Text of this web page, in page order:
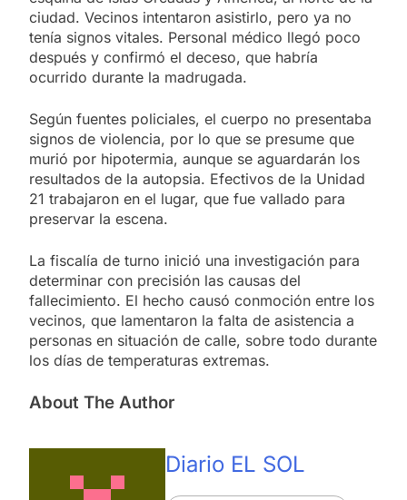
ciudad. Vecinos intentaron asistirlo, pero ya no
tenía signos vitales. Personal médico llegó poco
después y confirmó el deceso, que habría
ocurrido durante la madrugada.
Según fuentes policiales, el cuerpo no presentaba
signos de violencia, por lo que se presume que
murió por hipotermia, aunque se aguardarán los
resultados de la autopsia. Efectivos de la Unidad
21 trabajaron en el lugar, que fue vallado para
preservar la escena.
La fiscalía de turno inició una investigación para
determinar con precisión las causas del
fallecimiento. El hecho causó conmoción entre los
vecinos, que lamentaron la falta de asistencia a
personas en situación de calle, sobre todo durante
los días de temperaturas extremas.
About The Author
Diario EL SOL